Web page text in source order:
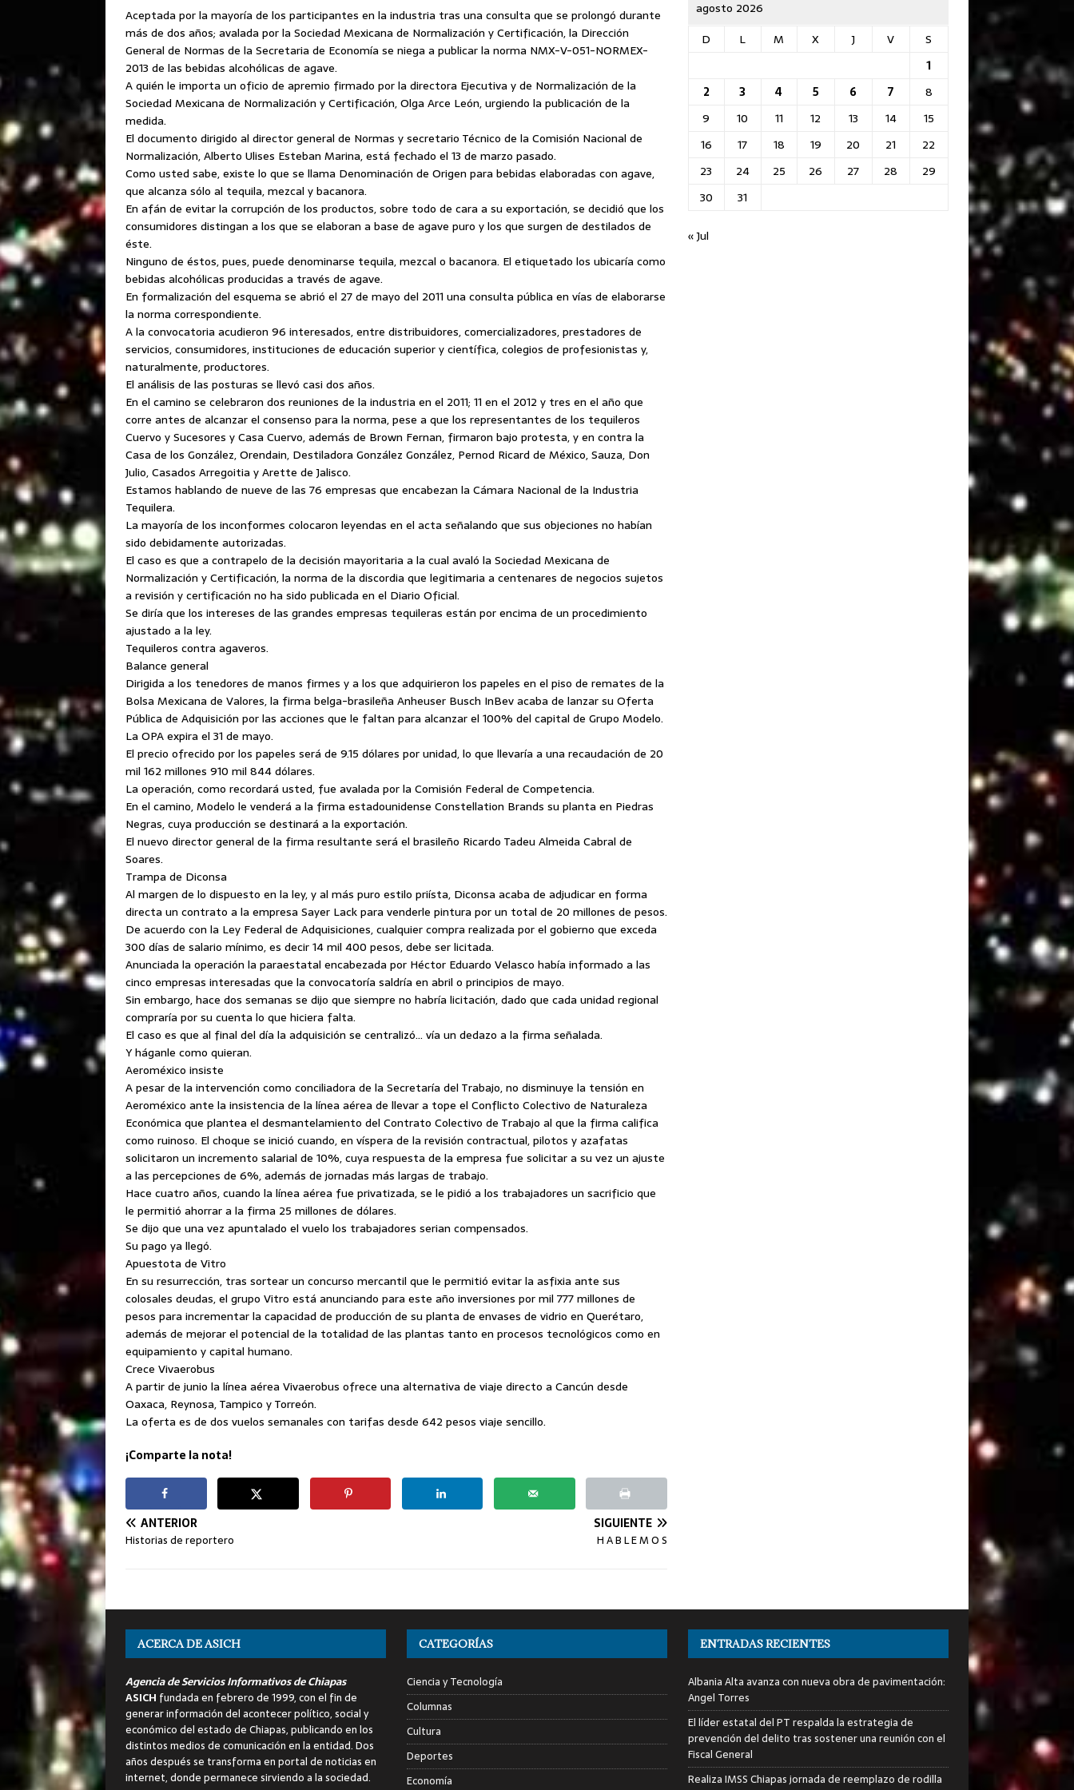
Aceptada por la mayoría de los participantes en la industria tras una consulta que se prolongó durante
más de dos años; avalada por la Sociedad Mexicana de Normalización y Certificación, la Dirección
General de Normas de la Secretaria de Economía se niega a publicar la norma NMX-V-051-NORMEX-
2013 de las bebidas alcohólicas de agave.
A quién le importa un oficio de apremio firmado por la directora Ejecutiva y de Normalización de la
Sociedad Mexicana de Normalización y Certificación, Olga Arce León, urgiendo la publicación de la
medida.
El documento dirigido al director general de Normas y secretario Técnico de la Comisión Nacional de
Normalización, Alberto Ulises Esteban Marina, está fechado el 13 de marzo pasado.
Como usted sabe, existe lo que se llama Denominación de Origen para bebidas elaboradas con agave,
que alcanza sólo al tequila, mezcal y bacanora.
En afán de evitar la corrupción de los productos, sobre todo de cara a su exportación, se decidió que los
consumidores distingan a los que se elaboran a base de agave puro y los que surgen de destilados de
éste.
Ninguno de éstos, pues, puede denominarse tequila, mezcal o bacanora. El etiquetado los ubicaría como
bebidas alcohólicas producidas a través de agave.
En formalización del esquema se abrió el 27 de mayo del 2011 una consulta pública en vías de elaborarse
la norma correspondiente.
A la convocatoria acudieron 96 interesados, entre distribuidores, comercializadores, prestadores de
servicios, consumidores, instituciones de educación superior y científica, colegios de profesionistas y,
naturalmente, productores.
El análisis de las posturas se llevó casi dos años.
En el camino se celebraron dos reuniones de la industria en el 2011; 11 en el 2012 y tres en el año que
corre antes de alcanzar el consenso para la norma, pese a que los representantes de los tequileros
Cuervo y Sucesores y Casa Cuervo, además de Brown Fernan, firmaron bajo protesta, y en contra la
Casa de los González, Orendain, Destiladora González González, Pernod Ricard de México, Sauza, Don
Julio, Casados Arregoitia y Arette de Jalisco.
Estamos hablando de nueve de las 76 empresas que encabezan la Cámara Nacional de la Industria
Tequilera.
La mayoría de los inconformes colocaron leyendas en el acta señalando que sus objeciones no habían
sido debidamente autorizadas.
El caso es que a contrapelo de la decisión mayoritaria a la cual avaló la Sociedad Mexicana de
Normalización y Certificación, la norma de la discordia que legitimaria a centenares de negocios sujetos
a revisión y certificación no ha sido publicada en el Diario Oficial.
Se diría que los intereses de las grandes empresas tequileras están por encima de un procedimiento
ajustado a la ley.
Tequileros contra agaveros.
Balance general
Dirigida a los tenedores de manos firmes y a los que adquirieron los papeles en el piso de remates de la
Bolsa Mexicana de Valores, la firma belga-brasileña Anheuser Busch InBev acaba de lanzar su Oferta
Pública de Adquisición por las acciones que le faltan para alcanzar el 100% del capital de Grupo Modelo.
La OPA expira el 31 de mayo.
El precio ofrecido por los papeles será de 9.15 dólares por unidad, lo que llevaría a una recaudación de 20
mil 162 millones 910 mil 844 dólares.
La operación, como recordará usted, fue avalada por la Comisión Federal de Competencia.
En el camino, Modelo le venderá a la firma estadounidense Constellation Brands su planta en Piedras
Negras, cuya producción se destinará a la exportación.
El nuevo director general de la firma resultante será el brasileño Ricardo Tadeu Almeida Cabral de
Soares.
Trampa de Diconsa
Al margen de lo dispuesto en la ley, y al más puro estilo priísta, Diconsa acaba de adjudicar en forma
directa un contrato a la empresa Sayer Lack para venderle pintura por un total de 20 millones de pesos.
De acuerdo con la Ley Federal de Adquisiciones, cualquier compra realizada por el gobierno que exceda
300 días de salario mínimo, es decir 14 mil 400 pesos, debe ser licitada.
Anunciada la operación la paraestatal encabezada por Héctor Eduardo Velasco había informado a las
cinco empresas interesadas que la convocatoría saldría en abril o principios de mayo.
Sin embargo, hace dos semanas se dijo que siempre no habría licitación, dado que cada unidad regional
compraría por su cuenta lo que hiciera falta.
El caso es que al final del día la adquisición se centralizó… vía un dedazo a la firma señalada.
Y háganle como quieran.
Aeroméxico insiste
A pesar de la intervención como conciliadora de la Secretaría del Trabajo, no disminuye la tensión en
Aeroméxico ante la insistencia de la línea aérea de llevar a tope el Conflicto Colectivo de Naturaleza
Económica que plantea el desmantelamiento del Contrato Colectivo de Trabajo al que la firma califica
como ruinoso. El choque se inició cuando, en víspera de la revisión contractual, pilotos y azafatas
solicitaron un incremento salarial de 10%, cuya respuesta de la empresa fue solicitar a su vez un ajuste
a las percepciones de 6%, además de jornadas más largas de trabajo.
Hace cuatro años, cuando la línea aérea fue privatizada, se le pidió a los trabajadores un sacrificio que
le permitió ahorrar a la firma 25 millones de dólares.
Se dijo que una vez apuntalado el vuelo los trabajadores serian compensados.
Su pago ya llegó.
Apuestota de Vitro
En su resurrección, tras sortear un concurso mercantil que le permitió evitar la asfixia ante sus
colosales deudas, el grupo Vitro está anunciando para este año inversiones por mil 777 millones de
pesos para incrementar la capacidad de producción de su planta de envases de vidrio en Querétaro,
además de mejorar el potencial de la totalidad de las plantas tanto en procesos tecnológicos como en
equipamiento y capital humano.
Crece Vivaerobus
A partir de junio la línea aérea Vivaerobus ofrece una alternativa de viaje directo a Cancún desde
Oaxaca, Reynosa, Tampico y Torreón.
La oferta es de dos vuelos semanales con tarifas desde 642 pesos viaje sencillo.
¡Comparte la nota!
ANTERIOR
Historias de reportero
SIGUIENTE
H A B L E M O S
agosto 2026
D
L M X J V
S
1
2
3 4 5 6 7
8
9
10 11 12 13 14
15
16
17 18 19 20 21
22
23
24 25 26 27 28
29
30
31
« Jul
ACERCA DE ASICH
Agencia de Servicios Informativos de Chiapas
ASICH fundada en febrero de 1999, con el fin de
generar información del acontecer político, social y
económico del estado de Chiapas, publicando en los
distintos medios de comunicación en la entidad. Dos
años después se transforma en portal de noticias en
internet, donde permanece sirviendo a la sociedad.
CATEGORÍAS
Ciencia y Tecnología
Columnas
Cultura
Deportes
Economía
ENTRADAS RECIENTES
Albania Alta avanza con nueva obra de pavimentación:
Angel Torres
El líder estatal del PT respalda la estrategia de
prevención del delito tras sostener una reunión con el
Fiscal General
Realiza IMSS Chiapas jornada de reemplazo de rodilla